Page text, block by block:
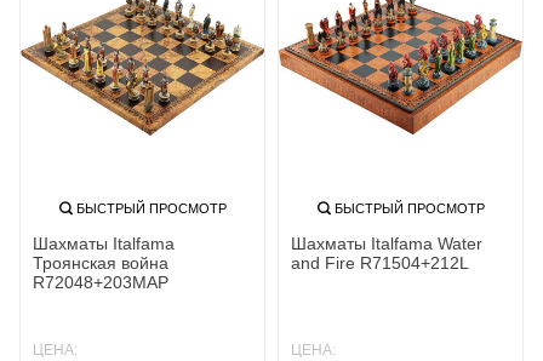
БЫСТРЫЙ ПРОСМОТР
Шахматы Italfama
Троянская война
R72048+203MAP
ЦЕНА:
БЫСТРЫЙ ПРОСМОТР
Шахматы Italfama Water
and Fire R71504+212L
ЦЕНА: